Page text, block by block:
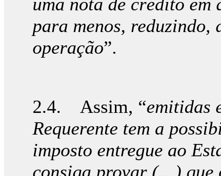
para menos, reduzindo,
operação”.
2.4. Assim, “emitidas
Requerente tem a
imposto entregue ao
consiga provar (…) que